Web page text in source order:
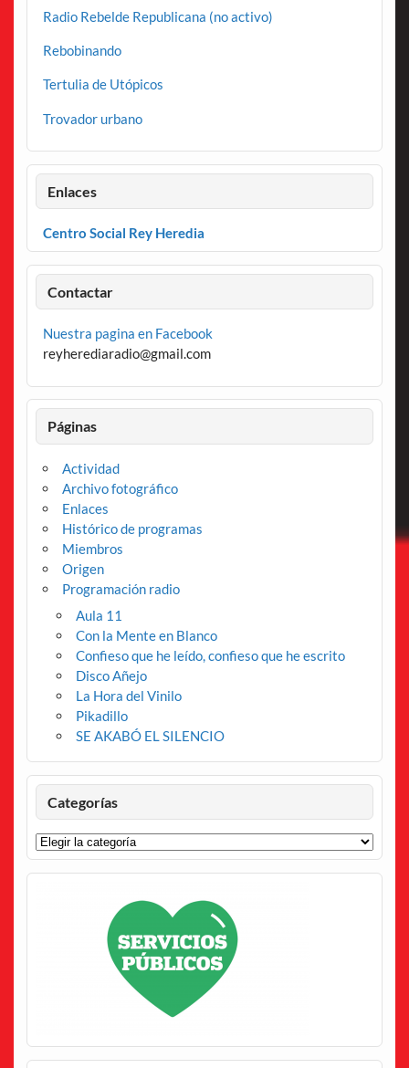
Radio Rebelde Republicana (no activo)
Rebobinando
Tertulia de Utópicos
Trovador urbano
Enlaces
Centro Social Rey Heredia
Contactar
Nuestra pagina en Facebook
reyherediaradio@gmail.com
Páginas
Actividad
Archivo fotográfico
Enlaces
Histórico de programas
Miembros
Origen
Programación radio
Aula 11
Con la Mente en Blanco
Confieso que he leído, confieso que he escrito
Disco Añejo
La Hora del Vinilo
Pikadillo
SE AKABÓ EL SILENCIO
Categorías
Categorías